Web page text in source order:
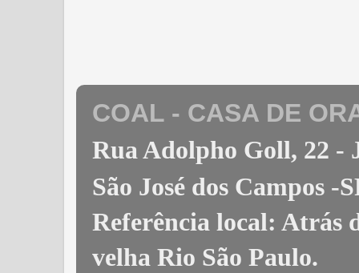
COAL - CASA DE
Rua Adolpho Goll, 22
São José dos Campos -
Referência local: Atrás
velha Rio São Paulo.